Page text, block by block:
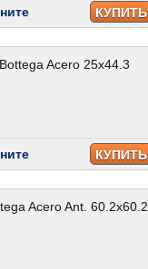
КУПИТЬ
Bottega Acero 25x44.3
КУПИТЬ
Acero Ant. 60.2x60.2